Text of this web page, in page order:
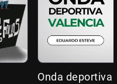
Onda deportiva